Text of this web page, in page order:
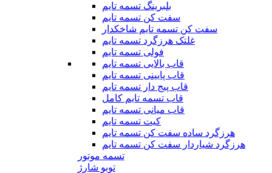
بلبرینگ تسمه تایم
سفت کن تسمه تایم
سفت کن تسمه تایم شاخکدار
غلتک هرزگرد تسمه تایم
فولی تسمه تایم
قاب بالایی تسمه تایم
قاب پایینی تسمه تایم
قاب پیج دار تسمه تایم
قاب تسمه تایم کامل
قاب میانی تسمه تایم
کیت تسمه تایم
هرزگرد ساده سفت کن تسمه تایم
هرزگرد شیاردار سفت کن تسمه تایم
تسمه موتور
توبو شارژ